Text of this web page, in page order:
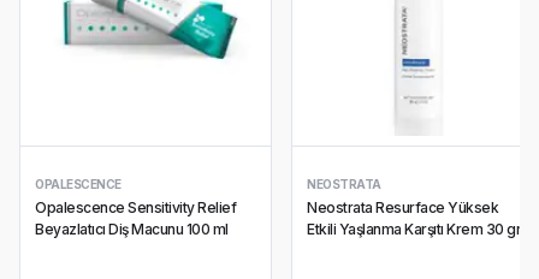
OPALESCENCE
Opalescence Sensitivity Relief
Beyazlatıcı Diş Macunu 100 ml
NEOSTRATA
Neostrata Resurface Yüksek
Etkili Yaşlanma Karşıtı Krem 30 gr